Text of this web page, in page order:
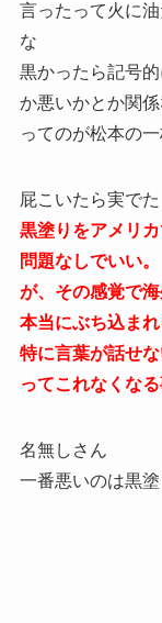
言ったって火に
な
黒かったら記号
か悪いかとか関係
ってのが松本の
屁こいたら実でた
黒塗りをアメリ
問題なしでいい。
が、その感覚で
本当にぶち込まれ
特に言葉が話せ
ってこれなくなる
名無しさん
一番悪いのは黒